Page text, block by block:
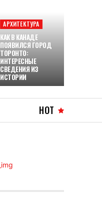
АРХИТЕКТУРА
КАК В КАНАДЕ
ПОЯВИЛСЯ ГОРОД
ТОРОНТО:
ИНТЕРЕСНЫЕ
СВЕДЕНИЯ ИЗ
ИСТОРИИ
HOT